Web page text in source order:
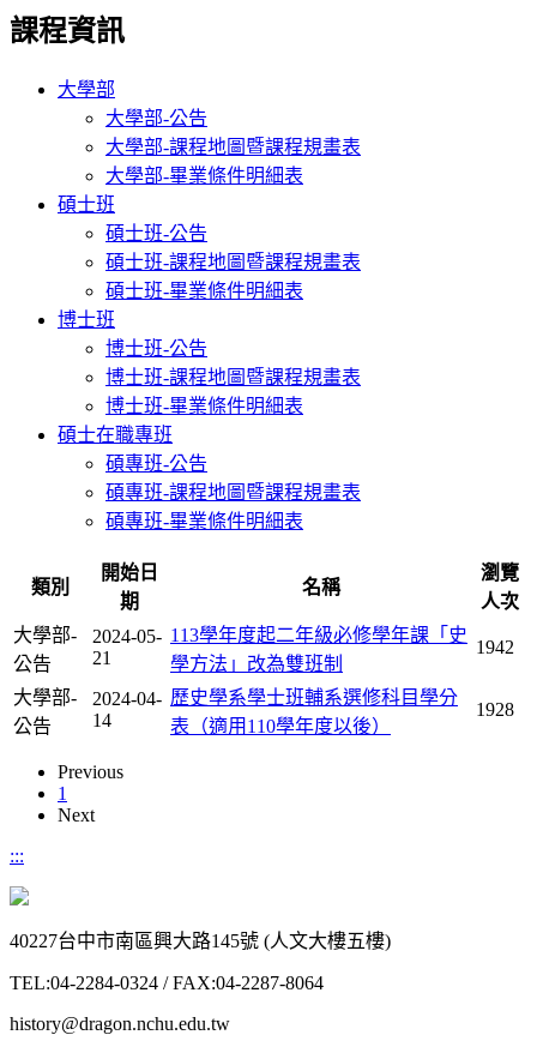
課程資訊
大學部
大學部-公告
大學部-課程地圖暨課程規畫表
大學部-畢業條件明細表
碩士班
碩士班-公告
碩士班-課程地圖暨課程規畫表
碩士班-畢業條件明細表
博士班
博士班-公告
博士班-課程地圖暨課程規畫表
博士班-畢業條件明細表
碩士在職專班
碩專班-公告
碩專班-課程地圖暨課程規畫表
碩專班-畢業條件明細表
類別
開始日
期
名稱
瀏覽
人次
大學部-
公告
2024-05-
21
113學年度起二年級必修學年課「史
學方法」改為雙班制
1942
大學部-
公告
2024-04-
14
歷史學系學士班輔系選修科目學分
表（適用110學年度以後）
1928
Previous
1
Next
:::
40227台中市南區興大路145號 (人文大樓五樓)
TEL:04-2284-0324 / FAX:04-2287-8064
history@dragon.nchu.edu.tw